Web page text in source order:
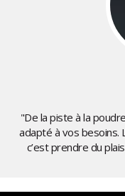
"De la piste à la
adapté à vos besoins.
c’est prendre du